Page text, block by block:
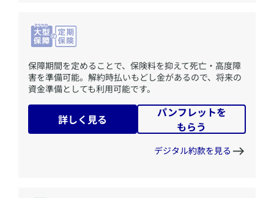
​保障期間を定めることで、保険料を抑えて死亡・高度障
害を準備可能。解約時払いもどし金があるので、将来の
資金準備としても利用可能です。
詳しく見る
パンフレットを
もらう
デジタル約款を見る